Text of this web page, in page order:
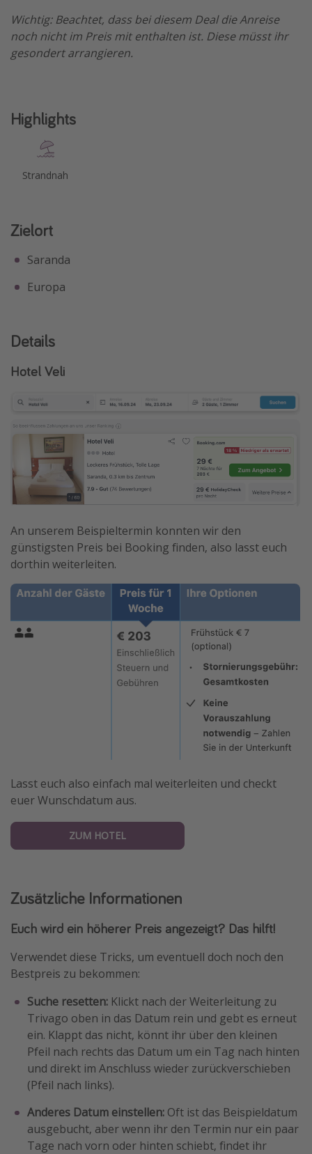
Wichtig: Beachtet, dass bei diesem Deal die Anreise
noch nicht im Preis mit enthalten ist. Diese müsst ihr
gesondert arrangieren.
Highlights
Strandnah
Zielort
Saranda
Europa
Details
Hotel Veli
An unserem Beispieltermin konnten wir den
günstigsten Preis bei Booking finden, also lasst euch
dorthin weiterleiten.
Lasst euch also einfach mal weiterleiten und checkt
euer Wunschdatum aus.
ZUM HOTEL
Zusätzliche Informationen
Euch wird ein höherer Preis angezeigt? Das hilft!
Verwendet diese Tricks, um eventuell doch noch den
Bestpreis zu bekommen:
Suche resetten: Klickt nach der Weiterleitung zu
Trivago oben in das Datum rein und gebt es erneut
ein. Klappt das nicht, könnt ihr über den kleinen
Pfeil nach rechts das Datum um ein Tag nach hinten
und direkt im Anschluss wieder zurückverschieben
(Pfeil nach links).
Anderes Datum einstellen: Oft ist das Beispieldatum
ausgebucht, aber wenn ihr den Termin nur ein paar
Tage nach vorn oder hinten schiebt, findet ihr